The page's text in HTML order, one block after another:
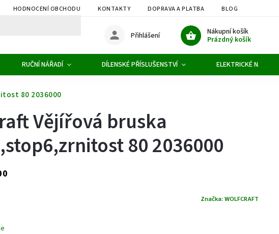
HODNOCENÍ OBCHODU KONTAKTY DOPRAVA A PLATBA BLOG
Nákupní košík
Prázdný košík
Přihlášení
RUČNÍ NÁŘADÍ DÍLENSKÉ PŘÍSLUŠENSTVÍ ELEKTRICKÉ NÁŘADÍ
80 2036000
Vějířová bruska
80 2036000
Značka: WOLFCRAFT